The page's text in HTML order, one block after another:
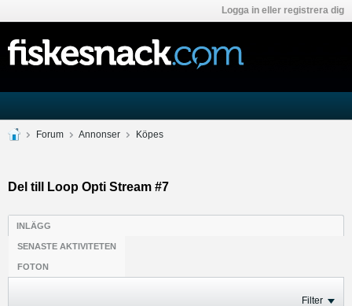
Logga in eller registrera dig
Forum Annonser Köpes
Del till Loop Opti Stream #7
INLÄGG
SENASTE AKTIVITETEN
FOTON
Filter